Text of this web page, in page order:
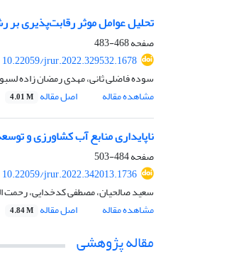
تحلیل عوامل موثر رقابت‌پذیری
صفحه468-483
10.22059/jrur.2022.329532.1678
سوده فاضلی ثانی، مهدی رمضان زاده
مشاهده مقاله
اصل مقاله 4.01 M
ناپایداری منابع آب کشاورزی و
صفحه484-503
10.22059/jrur.2022.342013.1736
سعید صالحیان، مصطفی کدخدایی، رحمت
مشاهده مقاله
اصل مقاله 4.84 M
مقاله پژوهشی